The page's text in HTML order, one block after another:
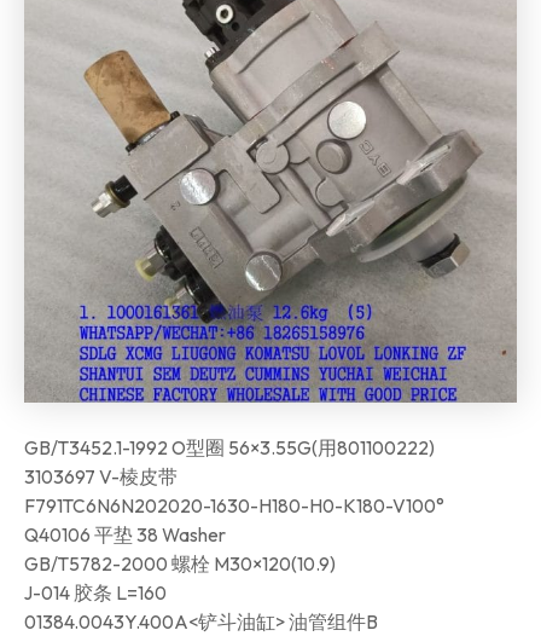
GB/T3452.1-1992 O型圈 56×3.55G(用801100222)
3103697 V-棱皮带
F791TC6N6N202020-1630-H180-H0-K180-V100°
Q40106 平垫 38 Washer
GB/T5782-2000 螺栓 M30×120(10.9)
J-014 胶条 L=160
01384.0043Y.400A<铲斗油缸> 油管组件B